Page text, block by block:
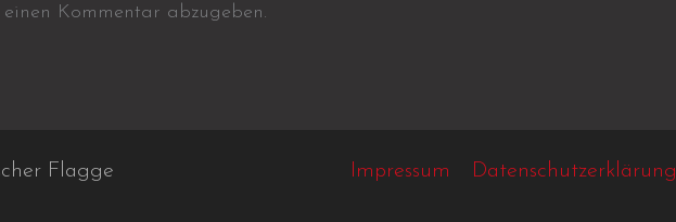
einen Kommentar abzugeben.
Flagge Impressum Datenschutzerklärung